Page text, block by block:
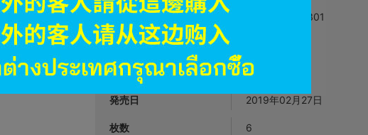
JANコード 4560423192301
商品番号
商品カテゴリ 映像・音楽
発売日 2019年02月27日
枚数 6